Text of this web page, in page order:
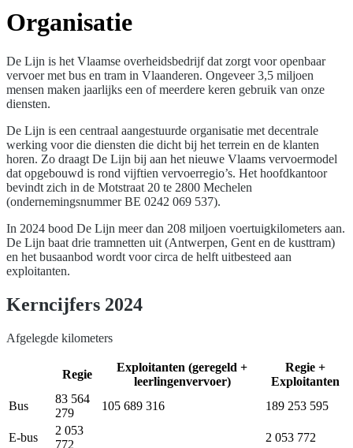
Organisatie
De Lijn is het Vlaamse overheidsbedrijf dat zorgt voor openbaar
vervoer met bus en tram in Vlaanderen. Ongeveer 3,5 miljoen
mensen maken jaarlijks een of meerdere keren gebruik van onze
diensten.
De Lijn is een centraal aangestuurde organisatie met decentrale
werking voor die diensten die dicht bij het terrein en de klanten
horen. Zo draagt De Lijn bij aan het nieuwe Vlaams vervoermodel
dat opgebouwd is rond vijftien vervoerregio’s. Het hoofdkantoor
bevindt zich in de Motstraat 20 te 2800 Mechelen
(ondernemingsnummer BE 0242 069 537).
In 2024 bood De Lijn meer dan 208 miljoen voertuigkilometers aan.
De Lijn baat drie tramnetten uit (Antwerpen, Gent en de kusttram)
en het busaanbod wordt voor circa de helft uitbesteed aan
exploitanten.
Kerncijfers 2024
Afgelegde kilometers
Regie
Exploitanten (geregeld +
leerlingenvervoer)
Regie +
Exploitanten
Bus
83 564
279
105 689 316 189 253 595
E-bus
2 053
772
2 053 772